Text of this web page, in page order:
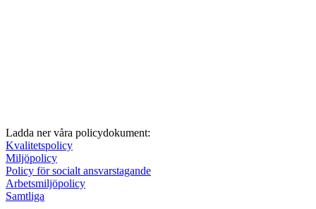
Ladda ner våra policydokument:
Kvalitetspolicy
Miljöpolicy
Policy för socialt ansvarstagande
Arbetsmiljöpolicy
Samtliga